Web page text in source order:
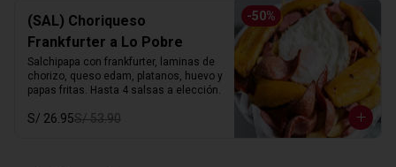
-50%
(SAL) Choriqueso
Frankfurter a Lo Pobre
Salchipapa con frankfurter, laminas de
chorizo, queso edam, platanos, huevo y
papas fritas. Hasta 4 salsas a elección.
S/ 26.95S/ 53.90